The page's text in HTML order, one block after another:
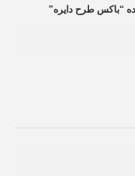
“باکس طرح دایره”